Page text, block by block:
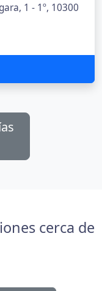
1 - 1º, 10300
cerca de